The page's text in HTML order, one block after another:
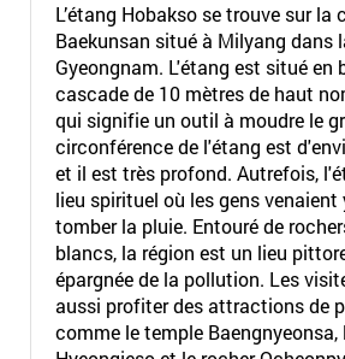
L’étang Hobakso se trouve sur la
Baekunsan situé à Milyang dans
Gyeongnam. L'étang est situé en
cascade de 10 mètres de haut
qui signifie un outil à moudre le
circonférence de l'étang est
et il est très profond. Autrefois,
lieu spirituel où les gens venaient
tomber la pluie. Entouré de
blancs, la région est un lieu
épargnée de la pollution. Les
aussi profiter des attractions de
comme le temple Baengnyeonsa,